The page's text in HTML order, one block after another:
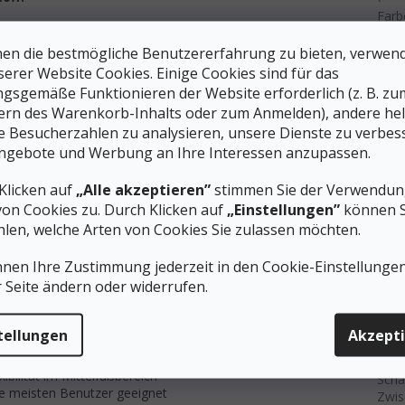
die bestmögliche Benutzererfahrung zu bieten,
Website Cookies. Einige Cookies sind für das
Funktionieren der Website erforderlich (z. B.
des Warenkorb-Inhalts oder zum Anmelden), andere
Besucherzahlen zu analysieren, unsere Dienste zu
und Werbung an Ihre Interessen anzupassen.
auf „Alle akzeptieren”stimmen Sie der
Cookies zu. Durch Klicken auf „Einstellungen” können
welche Arten von Cookies Sie zulassen möchten.
Ihre Zustimmung jederzeit in den Cookie-
Seite ändern oder widerrufen.
im PROTREK-Geschäft
Ihnen bei der Auswahl der richtigen Schuhe
Trekkingschuhe für Männer
eine bequeme Passform, ohne dass man sie erst einlaufen
beim Gehen. Eine tiefere Fersenkappe sorgt für Stabilität und
Zehenspreizung beim Auftreten
im Mittelfußbereich
meisten Benutzer geeignet
von